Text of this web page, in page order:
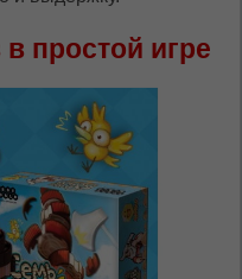
простой игре